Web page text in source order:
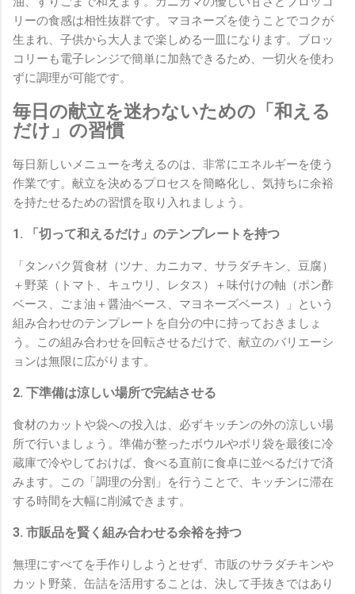
リーの食感は相性抜群です。マヨネーズを使うことでコクが
生まれ、子供から大人まで楽しめる一皿になります。ブロッ
コリーも電子レンジで簡単に加熱できるため、一切火を使わ
ずに調理が可能です。
毎日の献立を迷わないための「和える
だけ」の習慣
毎日新しいメニューを考えるのは、非常にエネルギーを使う
作業です。献立を決めるプロセスを簡略化し、気持ちに余裕
を持たせるための習慣を取り入れましょう。
1. 「切って和えるだけ」のテンプレートを持つ
「タンパク質食材（ツナ、カニカマ、サラダチキン、豆腐）
＋野菜（トマト、キュウリ、レタス）＋味付けの軸（ポン酢
ベース、ごま油＋醤油ベース、マヨネーズベース）」という
組み合わせのテンプレートを自分の中に持っておきましょ
う。この組み合わせを回転させるだけで、献立のバリエーシ
ョンは無限に広がります。
2. 下準備は涼しい場所で完結させる
食材のカットや袋への投入は、必ずキッチンの外の涼しい場
所で行いましょう。準備が整ったボウルやポリ袋を最後に冷
蔵庫で冷やしておけば、食べる直前に食卓に並べるだけで済
みます。この「調理の分割」を行うことで、キッチンに滞在
する時間を大幅に削減できます。
3. 市販品を賢く組み合わせる余裕を持つ
無理にすべてを手作りしようとせず、市販のサラダチキンや
カット野菜、缶詰を活用することは、決して手抜きではあり